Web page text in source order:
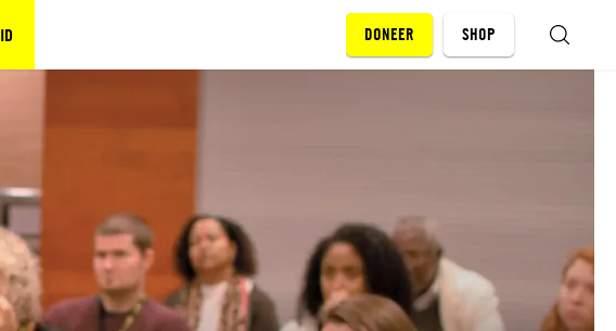
DONEER SHOP